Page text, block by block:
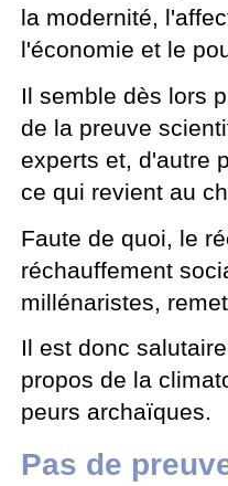
la modernité,
l'économie et le
Il semble dès lors
de la preuve
experts et, d'autre
ce qui revient au
Faute de quoi, le
réchauffement
millénaristes,
Il est donc
propos de la
peurs archaïques.
Pas de